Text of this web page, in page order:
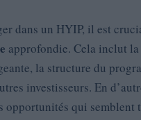
dans un HYIP, il est
approfondie. Cela inclut
la structure du
investisseurs. En
opportunités qui semblent